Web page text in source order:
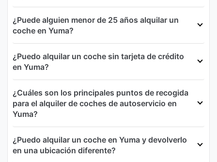
¿Puede alguien menor de 25 años alquilar un
coche en Yuma?
¿Puedo alquilar un coche sin tarjeta de crédito
en Yuma?
¿Cuáles son los principales puntos de recogida
para el alquiler de coches de autoservicio en
Yuma?
¿Puedo alquilar un coche en Yuma y devolverlo
en una ubicación diferente?